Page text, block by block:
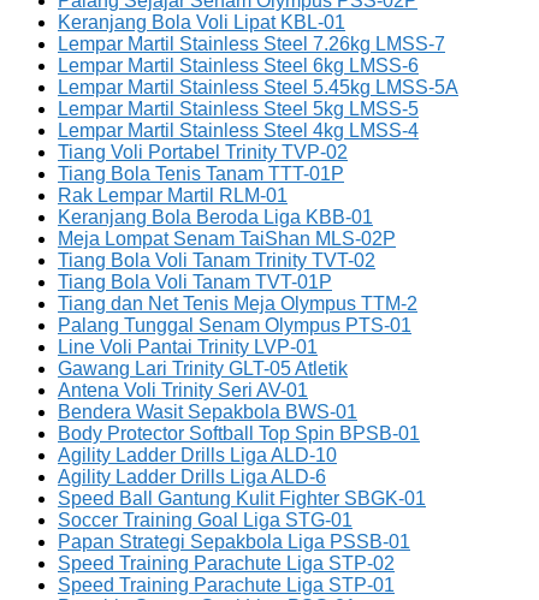
Keranjang Bola Voli Lipat KBL-01
Lempar Martil Stainless Steel 7.26kg LMSS-7
Lempar Martil Stainless Steel 6kg LMSS-6
Lempar Martil Stainless Steel 5.45kg LMSS-5A
Lempar Martil Stainless Steel 5kg LMSS-5
Lempar Martil Stainless Steel 4kg LMSS-4
Tiang Voli Portabel Trinity TVP-02
Tiang Bola Tenis Tanam TTT-01P
Rak Lempar Martil RLM-01
Keranjang Bola Beroda Liga KBB-01
Meja Lompat Senam TaiShan MLS-02P
Tiang Bola Voli Tanam Trinity TVT-02
Tiang Bola Voli Tanam TVT-01P
Tiang dan Net Tenis Meja Olympus TTM-2
Palang Tunggal Senam Olympus PTS-01
Line Voli Pantai Trinity LVP-01
Gawang Lari Trinity GLT-05 Atletik
Antena Voli Trinity Seri AV-01
Bendera Wasit Sepakbola BWS-01
Body Protector Softball Top Spin BPSB-01
Agility Ladder Drills Liga ALD-10
Agility Ladder Drills Liga ALD-6
Speed Ball Gantung Kulit Fighter SBGK-01
Soccer Training Goal Liga STG-01
Papan Strategi Sepakbola Liga PSSB-01
Speed Training Parachute Liga STP-02
Speed Training Parachute Liga STP-01